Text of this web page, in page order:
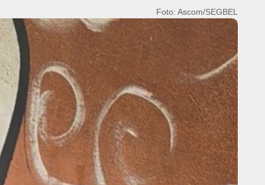
Foto: Ascom/SEGBEL